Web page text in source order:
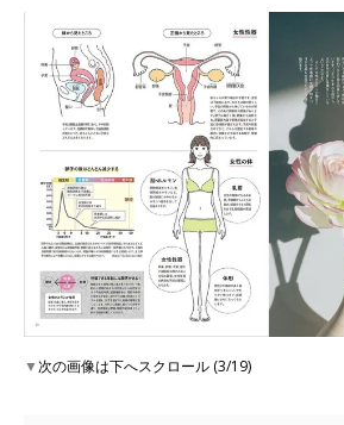
▼次の画像は下へスクロール (3/19)